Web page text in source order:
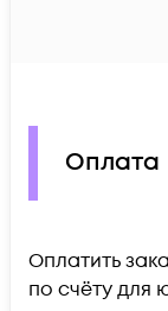
Оплата
Оплатить
по счёту для